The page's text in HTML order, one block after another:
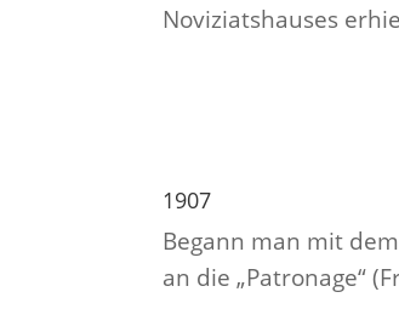
Noviziatshauses
1907
Begann man mit
an die „Patronage“